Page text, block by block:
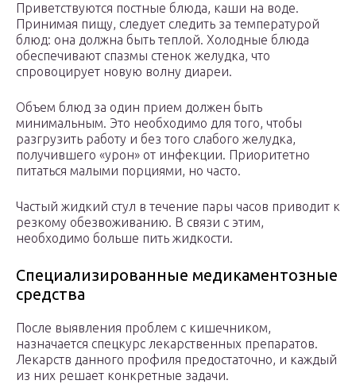
Приветствуются постные блюда, каши на воде.
Принимая пищу, следует следить за температурой
блюд: она должна быть теплой. Холодные блюда
обеспечивают спазмы стенок желудка, что
спровоцирует новую волну диареи.
Объем блюд за один прием должен быть
минимальным. Это необходимо для того, чтобы
разгрузить работу и без того слабого желудка,
получившего «урон» от инфекции. Приоритетно
питаться малыми порциями, но часто.
Частый жидкий стул в течение пары часов приводит к
резкому обезвоживанию. В связи с этим,
необходимо больше пить жидкости.
Специализированные медикаментозные
средства
После выявления проблем с кишечником,
назначается спецкурс лекарственных препаратов.
Лекарств данного профиля предостаточно, и каждый
из них решает конкретные задачи.